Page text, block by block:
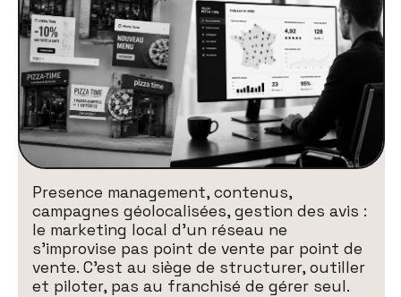
Presence management, contenus,
campagnes géolocalisées, gestion des avis :
le marketing local d'un réseau ne
s'improvise pas point de vente par point de
vente. C'est au siège de structurer, outiller
et piloter, pas au franchisé de gérer seul.